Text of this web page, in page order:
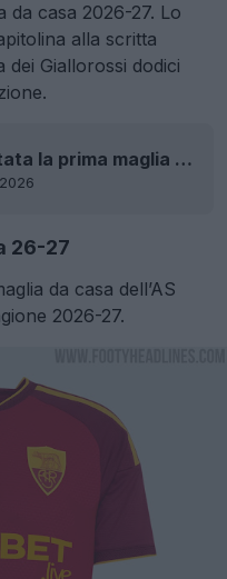
da casa 2026-27. Lo
alla scritta
dei Giallorossi dodici
Presentata la prima maglia dell’AS Roma 26-27
26-27
da casa dell’AS
2026-27.